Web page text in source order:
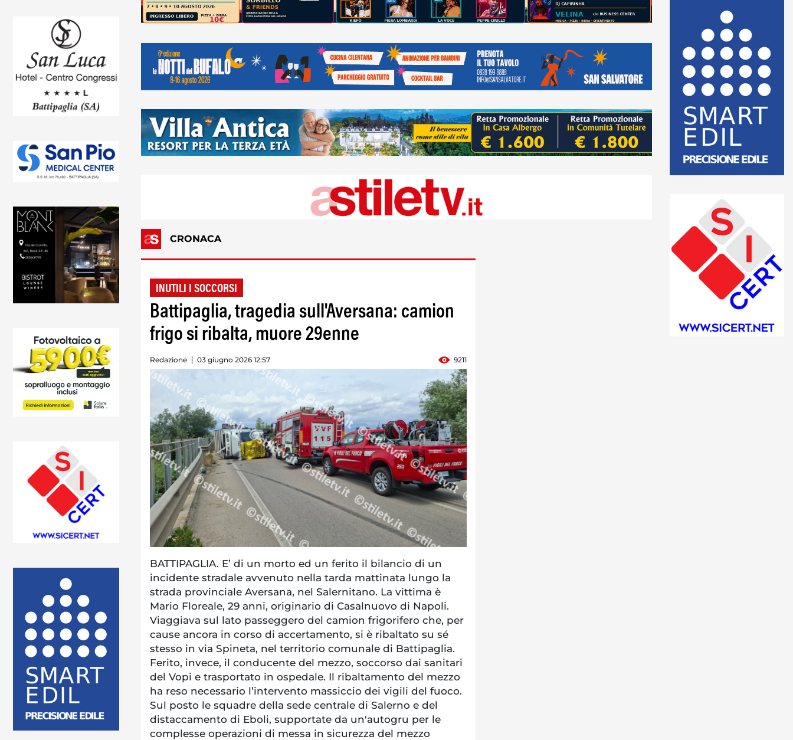
CRONACA
INUTILI I SOCCORSI
Battipaglia, tragedia sull'Aversana: camion
frigo si ribalta, muore 29enne
Redazione 03 giugno 2026 12:57 9211
BATTIPAGLIA. E’ di un morto ed un ferito il bilancio di un
incidente stradale avvenuto nella tarda mattinata lungo la
strada provinciale Aversana, nel Salernitano. La vittima è
Mario Floreale, 29 anni, originario di Casalnuovo di Napoli.
Viaggiava sul lato passeggero del camion frigorifero che, per
cause ancora in corso di accertamento, si è ribaltato su sé
stesso in via Spineta, nel territorio comunale di Battipaglia.
Ferito, invece, il conducente del mezzo, soccorso dai sanitari
del Vopi e trasportato in ospedale. Il ribaltamento del mezzo
ha reso necessario l’intervento massiccio dei vigili del fuoco.
Sul posto le squadre della sede centrale di Salerno e del
distaccamento di Eboli, supportate da un'autogru per le
complesse operazioni di messa in sicurezza del mezzo